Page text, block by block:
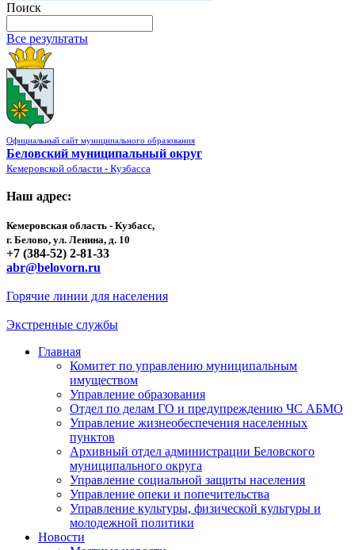
Поиск
Все результаты
Официальный сайт муниципального образования
Беловский муниципальный округ
Кемеровской области - Кузбасса
Наш адрес:
Кемеровская область - Кузбасс,
г. Белово, ул. Ленина, д. 10
+7 (384-52) 2-81-33
abr@belovorn.ru
Горячие линии для населения
Экстренные службы
Главная
Комитет по управлению муниципальным
имуществом
Управление образования
Отдел по делам ГО и предупреждению ЧС АБМО
Управление жизнеобеспечения населенных
пунктов
Архивный отдел администрации Беловского
муниципального округа
Управление социальной защиты населения
Управление опеки и попечительства
Управление культуры, физической культуры и
молодежной политики
Новости